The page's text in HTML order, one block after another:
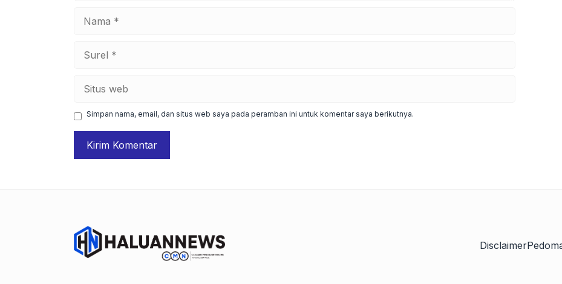
Simpan nama, email, dan situs web saya pada peramban ini untuk komentar saya berikutnya.
Disclaimer